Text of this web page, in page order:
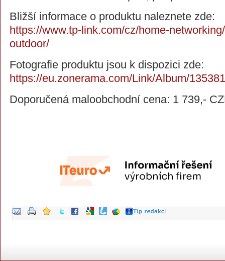
Bližší informace o produktu naleznete zde:
https://www.tp-link.com/cz/home-
outdoor/
Fotografie produktu jsou k dispozici zde:
https://eu.zonerama.com/Link/Album/
Doporučená maloobchodní cena: 1 739,-